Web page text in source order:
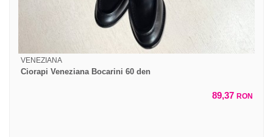
VENEZIANA
Ciorapi Veneziana Bocarini 60 den
89,37 RON